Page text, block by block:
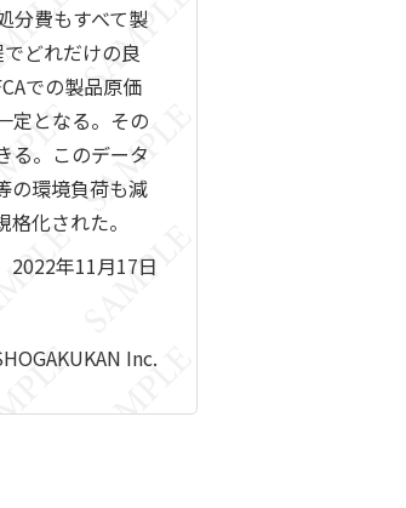
分費もすべて製
どれだけの良
での製品原価
定となる。その
る。このデータ
の環境負荷も減
化された。
2022年11月17日
Inc.